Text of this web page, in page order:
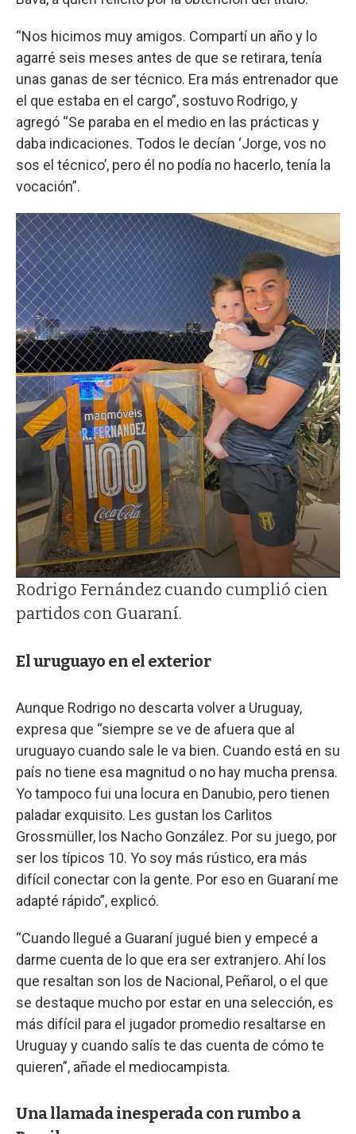
“Nos hicimos muy amigos. Compartí un año y lo
agarré seis meses antes de que se retirara, tenía
unas ganas de ser técnico. Era más entrenador que
el que estaba en el cargo”, sostuvo Rodrigo, y
agregó “Se paraba en el medio en las prácticas y
daba indicaciones. Todos le decían ‘Jorge, vos no
sos el técnico’, pero él no podía no hacerlo, tenía la
vocación”.
Rodrigo Fernández cuando cumplió cien
partidos con Guaraní.
El uruguayo en el exterior
Aunque Rodrigo no descarta volver a Uruguay,
expresa que “siempre se ve de afuera que al
uruguayo cuando sale le va bien. Cuando está en su
país no tiene esa magnitud o no hay mucha prensa.
Yo tampoco fui una locura en Danubio, pero tienen
paladar exquisito. Les gustan los Carlitos
Grossmüller, los Nacho González. Por su juego, por
ser los típicos 10. Yo soy más rústico, era más
difícil conectar con la gente. Por eso en Guaraní me
adapté rápido”, explicó.
“Cuando llegué a Guaraní jugué bien y empecé a
darme cuenta de lo que era ser extranjero. Ahí los
que resaltan son los de Nacional, Peñarol, o el que
se destaque mucho por estar en una selección, es
más difícil para el jugador promedio resaltarse en
Uruguay y cuando salís te das cuenta de cómo te
quieren”, añade el mediocampista.
Una llamada inesperada con rumbo a